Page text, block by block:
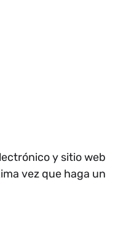
y sitio web
vez que haga un